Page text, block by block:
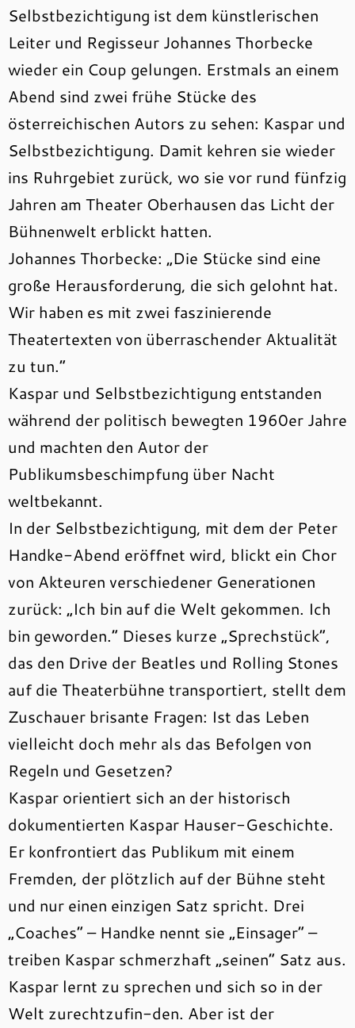
Selbstbezichtigung ist dem künstlerischen
Leiter und Regisseur Johannes Thorbecke
wieder ein Coup gelungen. Erstmals an einem
Abend sind zwei frühe Stücke des
österreichischen Autors zu sehen: Kaspar und
Selbstbezichtigung. Damit kehren sie wieder
ins Ruhrgebiet zurück, wo sie vor rund fünfzig
Jahren am Theater Oberhausen das Licht der
Bühnenwelt erblickt hatten.
Johannes Thorbecke: „Die Stücke sind eine
große Herausforderung, die sich gelohnt hat.
Wir haben es mit zwei faszinierende
Theatertexten von überraschender Aktualität
zu tun.“
Kaspar und Selbstbezichtigung entstanden
während der politisch bewegten 1960er Jahre
und machten den Autor der
Publikumsbeschimpfung über Nacht
weltbekannt.
In der Selbstbezichtigung, mit dem der Peter
Handke-Abend eröffnet wird, blickt ein Chor
von Akteuren verschiedener Generationen
zurück: „Ich bin auf die Welt gekommen. Ich
bin geworden.“ Dieses kurze „Sprechstück“,
das den Drive der Beatles und Rolling Stones
auf die Theaterbühne transportiert, stellt dem
Zuschauer brisante Fragen: Ist das Leben
vielleicht doch mehr als das Befolgen von
Regeln und Gesetzen?
Kaspar orientiert sich an der historisch
dokumentierten Kaspar Hauser-Geschichte.
Er konfrontiert das Publikum mit einem
Fremden, der plötzlich auf der Bühne steht
und nur einen einzigen Satz spricht. Drei
„Coaches“ – Handke nennt sie „Einsager“ –
treiben Kaspar schmerzhaft „seinen“ Satz aus.
Kaspar lernt zu sprechen und sich so in der
Welt zurechtzufin-den. Aber ist der